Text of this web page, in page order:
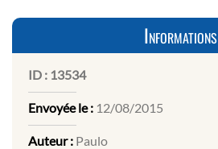
Informations
ID : 13534
Envoyée le : 12/08/2015
Auteur : Paulo